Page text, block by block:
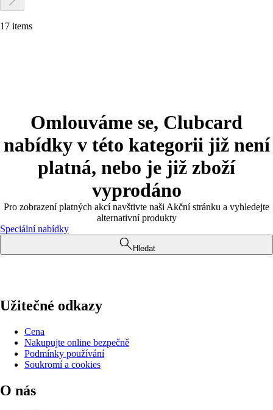
17 items
Omlouváme se, Clubcard
nabídky v této kategorii již není
platná, nebo je již zboží
vyprodáno
Pro zobrazení platných akcí navštivte naši Akční stránku a vyhledejte
alternativní produkty
Speciální nabídky
Hledat
Užitečné odkazy
Cena
Nakupujte online bezpečně
Podmínky používání
Soukromí a cookies
O nás